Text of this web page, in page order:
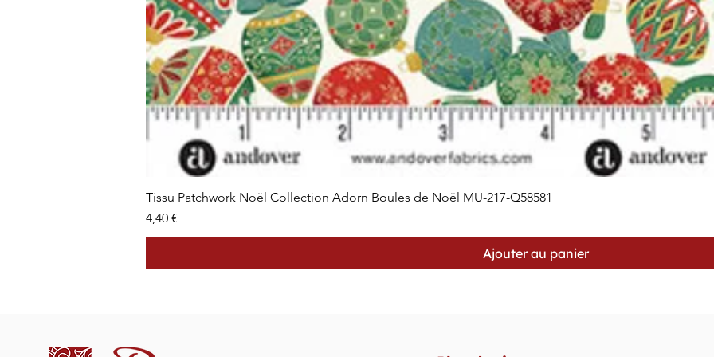
Aperçu rapide
Tissu Patchwork Noël Collection Adorn Boules de Noël MU-217-Q58581
Prix
4,40 €
Ajouter au panier